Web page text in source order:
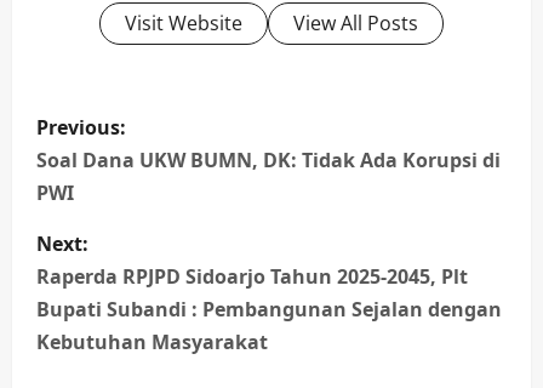
Visit Website View All Posts
P
o
t
n
Previous:
Soal Dana UKW BUMN, DK: Tidak Ada Korupsi di
PWI
Next:
Raperda RPJPD Sidoarjo Tahun 2025-2045, Plt
Bupati Subandi : Pembangunan Sejalan dengan
Kebutuhan Masyarakat